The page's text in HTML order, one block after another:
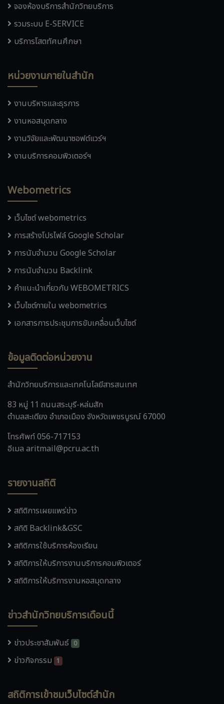
จองห้องบริการสำนักวิทยบริการ
รวมระบบ E-SERVICE
บริการโสตทัศนศึกษา
หน่วยงานภายในสำนัก
งานบริหารและธุรการ
งานหอสมุดกลาง
งานวิจัยและพัฒนาซอฟต์แวร์ฯ
งานบริการคอมพิวเตอร์ฯ
Webometrics
เว็บไซต์ webometrics
การสร้างโปรไฟล์ Google Scholar
การนับจำนวน Google Scholar
การนับจำนวน Backlink
คำแนะนำเกี่ยวกับ WEBOMETRICS
เว็บไซต์ภายใน webometrics
เอกสารการประชุมการขับเคลื่อนเว็บไซต์
ข้อมูลติดต่อหน่วยงาน
สำนักวิทยบริการและเทคโนโลยีสารสนเทศ
83 หมู่ 11 ถนนสระบุรี-หล่มสัก
ตำบลสะเดียง อำเภอเมือง จังหวัดเพชรบูรณ์ 67000
โทรศัพท์ 056-717153
อีเมล aritmail@pcru.ac.th
รายงานสถิติ
สถิติการเผยแพร่ข่าว
สถิติ Backlink&GSC
สถิติการใช้บริการห้องเรียน
สถิติการให้บริการงานบริการคอมพิวเตอร์
สถิติการให้บริการงานหอสมุดกลาง
ข่าวสำนักวิทยบริการเดือนนี้
ข่าวประชาสัมพันธ์ 0
ข่าวกิจกรรม 1
สถิติการเข้าชมเว็บไซต์สำนัก